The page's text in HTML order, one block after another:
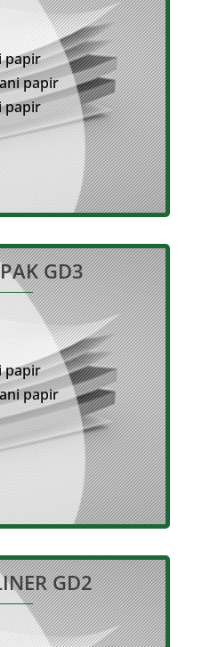
papir
papir
papir
GD3
papir
papir
GD2